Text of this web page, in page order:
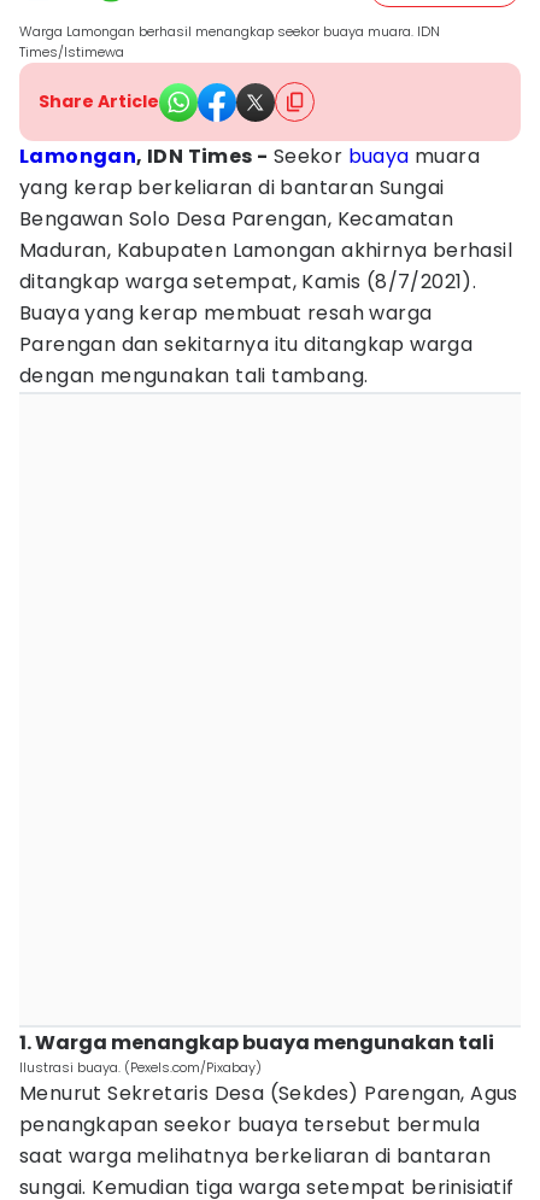
Warga Lamongan berhasil menangkap seekor buaya muara. IDN
Times/Istimewa
Share Article
Lamongan, IDN Times - Seekor buaya muara
yang kerap berkeliaran di bantaran Sungai
Bengawan Solo Desa Parengan, Kecamatan
Maduran, Kabupaten Lamongan akhirnya berhasil
ditangkap warga setempat, Kamis (8/7/2021).
Buaya yang kerap membuat resah warga
Parengan dan sekitarnya itu ditangkap warga
dengan mengunakan tali tambang.
1. Warga menangkap buaya mengunakan tali
Ilustrasi buaya. (Pexels.com/Pixabay)
Menurut Sekretaris Desa (Sekdes) Parengan, Agus
penangkapan seekor buaya tersebut bermula
saat warga melihatnya berkeliaran di bantaran
sungai. Kemudian tiga warga setempat berinisiatif